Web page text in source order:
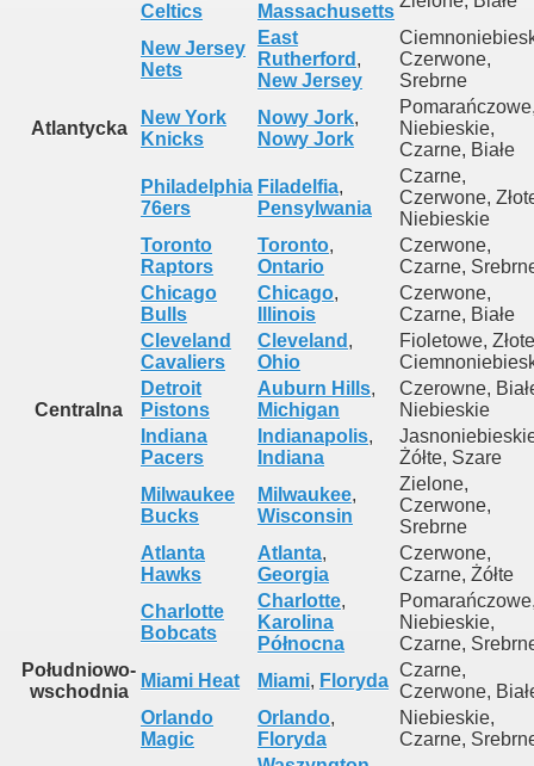
Atlantycka
Celtics
Massachusetts
New Jersey
Nets
East
Rutherford ,
New Jersey
Czerwone,
Srebrne
New York
Knicks
Nowy Jork,
Nowy Jork
Niebieskie,
Czarne, Białe
Philadelphia
76ers
Filadelfia,
Pensylwania
Czarne,
Czerwone,
Niebieskie
Toronto
Raptors
Toronto,
Ontario
Czerwone,
Czarne,
Centralna
Chicago
Bulls
Chicago,
Illinois
Czerwone,
Czarne, Białe
Cleveland
Cavaliers
Cleveland ,
Ohio
Fioletowe,
Detroit
Pistons
Auburn Hills,
Michigan
Czerowne,
Niebieskie
Indiana
Pacers
Indianapolis,
Indiana
Żółte, Szare
Milwaukee
Bucks
Milwaukee,
Wisconsin
Zielone,
Czerwone,
Srebrne
Południowo-
wschodnia
Atlanta
Hawks
Atlanta,
Georgia
Czerwone,
Czarne, Żółte
Charlotte
Bobcats
Charlotte,
Karolina
Północna
Niebieskie,
Czarne,
Miami Heat
Miami, Floryda
Czarne,
Czerwone,
Orlando
Magic
Orlando,
Floryda
Niebieskie,
Czarne,